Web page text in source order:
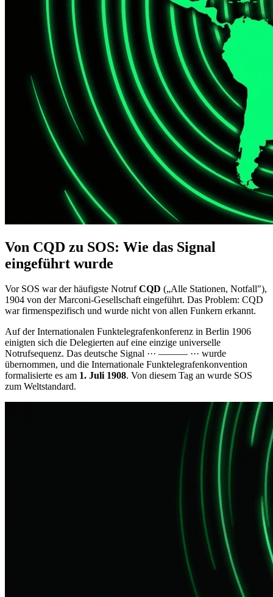
Von CQD zu SOS: Wie das Signal
eingeführt wurde
Vor SOS war der häufigste NotrufCQD („Alle Stationen, Notfall"),
1904 von der Marconi-Gesellschaft eingeführt. Das Problem: CQD
war firmenspezifisch und wurde nicht von allen Funkern erkannt.
Auf der Internationalen Funktelegrafenkonferenz in Berlin 1906
einigten sich die Delegierten auf eine einzige universelle
Notrufsequenz. Das deutsche Signal ··· ——— ··· wurde
übernommen, und die Internationale Funktelegrafenkonvention
formalisierte es am 1. Juli 1908. Von diesem Tag an wurde SOS
zum Weltstandard.